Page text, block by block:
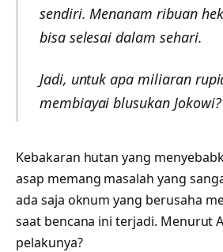
sendiri. Menanam ribuan
bisa selesai dalam sehari.
Jadi, untuk apa miliaran
membiayai blusukan Jokowi?
Kebakaran hutan yang
asap memang masalah yang
ada saja oknum yang berusaha
saat bencana ini terjadi. Menurut
pelakunya?